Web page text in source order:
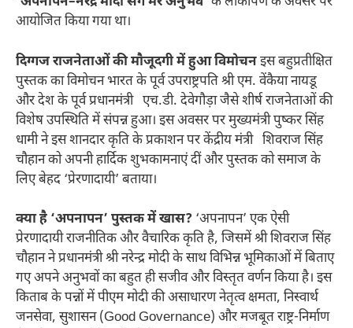
आयोजित किया गया था।
दिग्गज राजनेताओं की मौजूदगी में हुआ विमोचनइस बहुप्रतीक्षित
पुस्तक का विमोचन भारत के पूर्व उपराष्ट्रपति श्री एम. वेंकैया नायडू
और देश के पूर्व प्रधानमंत्री एच.डी. देवेगौड़ा जैसे शीर्ष राजनेताओं की
विशेष उपस्थिति में संपन्न हुआ। इस अवसर पर मुख्यमंत्री पुष्कर सिंह
धामी ने इस शानदार कृति के प्रकाशन पर केंद्रीय मंत्री शिवराज सिंह
चौहान को अपनी हार्दिक शुभकामनाएं दीं और पुस्तक को समाज के
लिए बेहद ‘प्रेरणादायी’ बताया।
क्या है ‘अपनापन’ पुस्तक में खास? ‘अपनापन’ एक ऐसी
प्रेरणादायी राजनीतिक और वैचारिक कृति है, जिसमें श्री शिवराज सिंह
चौहान ने प्रधानमंत्री श्री नरेन्द्र मोदी के साथ विभिन्न भूमिकाओं में बिताए
गए अपने अनुभवों का बहुत ही सजीव और विस्तृत वर्णन किया है। इस
किताब के पन्नों में पीएम मोदी की असाधारण नेतृत्व क्षमता, निस्वार्थ
जनसेवा, सुशासन (Good Governance) और मजबूत राष्ट्र-निर्माण